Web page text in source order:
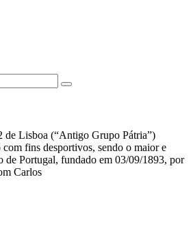
de Lisboa (“Antigo Grupo Pátria”)
fins desportivos, sendo o maior e
de Portugal, fundado em 03/09/1893, por
Carlos